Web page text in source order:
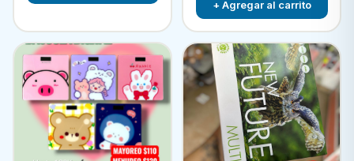
+ Agregar al carrito